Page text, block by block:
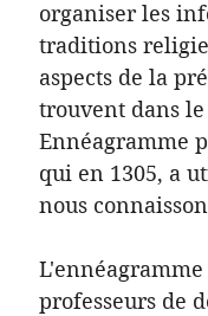
organiser les
traditions
aspects de la
trouvent dans
Ennéagramme
qui en 1305, a
nous
professeurs de